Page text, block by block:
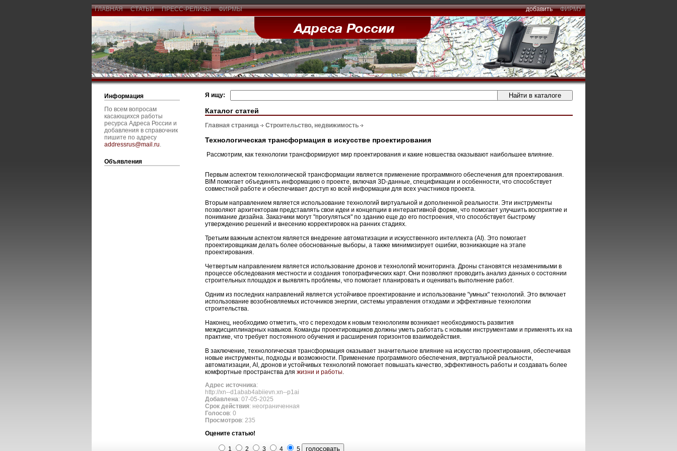
ГЛАВНАЯ СТАТЬИ ПРЕСС-РЕЛИЗЫ ФИРМЫ добавить ФИРМУ
Информация
По всем вопросам
касающихся работы
ресурса Адреса России и
добавления в справочник
пишите по адресу
addressrus@mail.ru.
Объявления
Я ищу:
Каталог статей
Главная страница Строительство, недвижимость
Технологическая трансформация в искусстве проектирования
Рассмотрим, как технологии трансформируют мир проектирования и какие новшества оказывают наибольшее влияние.
Первым аспектом технологической трансформации является применение программного обеспечения для проектирования.
BIM помогает объединять информацию о проекте, включая 3D-данные, спецификации и особенности, что способствует
совместной работе и обеспечивает доступ ко всей информации для всех участников проекта.
Вторым направлением является использование технологий виртуальной и дополненной реальности. Эти инструменты
позволяют архитекторам представлять свои идеи и концепции в интерактивной форме, что помогает улучшить восприятие и
понимание дизайна. Заказчики могут "прогуляться" по зданию еще до его построения, что способствует быстрому
утверждению решений и внесению корректировок на ранних стадиях.
Третьим важным аспектом является внедрение автоматизации и искусственного интеллекта (AI). Это помогает
проектировщикам делать более обоснованные выборы, а также минимизирует ошибки, возникающие на этапе
проектирования.
Четвертым направлением является использование дронов и технологий мониторинга. Дроны становятся незаменимыми в
процессе обследования местности и создания топографических карт. Они позволяют проводить анализ данных о состоянии
строительных площадок и выявлять проблемы, что помогает планировать и оценивать выполнение работ.
Одним из последних направлений является устойчивое проектирование и использование "умных" технологий. Это включает
использование возобновляемых источников энергии, системы управления отходами и эффективные технологии
строительства.
Наконец, необходимо отметить, что с переходом к новым технологиям возникает необходимость развития
междисциплинарных навыков. Команды проектировщиков должны уметь работать с новыми инструментами и применять их на
практике, что требует постоянного обучения и расширения горизонтов взаимодействия.
В заключение, технологическая трансформация оказывает значительное влияние на искусство проектирования, обеспечивая
новые инструменты, подходы и возможности. Применение программного обеспечения, виртуальной реальности,
автоматизации, AI, дронов и устойчивых технологий помогает повышать качество, эффективность работы и создавать более
комфортные пространства для жизни и работы.
Адрес источника:
http://xn--d1abab4abiievn.xn--p1ai
Добавлена: 07-05-2025
Срок действия: неограниченная
Голосов: 0
Просмотров: 235
Оцените статью!
1 2 3 4 5